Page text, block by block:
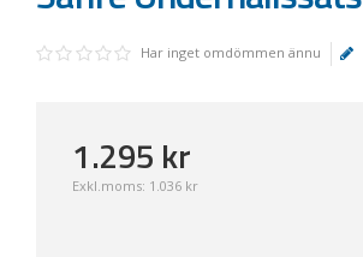
Har inget omdömmen ännu
1.295 kr
Exkl.moms: 1.036 kr